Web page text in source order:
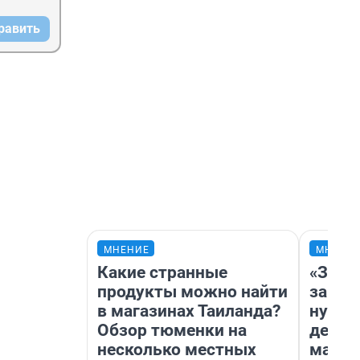
МНЕНИЕ
Какие странные
продукты можно найти
в магазинах Таиланда?
Обзор тюменки на
несколько местных
дела